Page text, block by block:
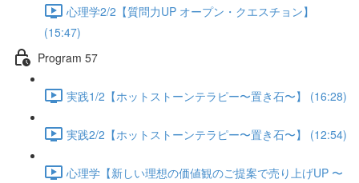
心理学2/2【質問力UP オープン・クエスチョン】
(15:47)
Program 57
実践1/2【ホットストーンテラピー〜置き石〜】 (16:28)
実践2/2【ホットストーンテラピー〜置き石〜】 (12:54)
心理学【新しい理想の価値観のご提案で売り上げUP 〜